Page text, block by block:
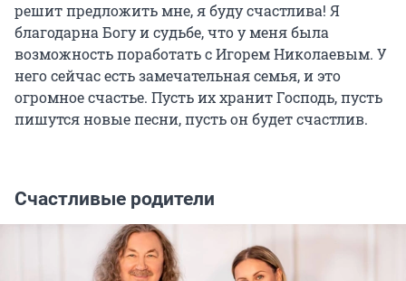
решит предложить мне, я буду счастлива! Я
благодарна Богу и судьбе, что у меня была
возможность поработать с Игорем Николаевым. У
него сейчас есть замечательная семья, и это
огромное счастье. Пусть их хранит Господь, пусть
пишутся новые песни, пусть он будет счастлив.
Счастливые родители